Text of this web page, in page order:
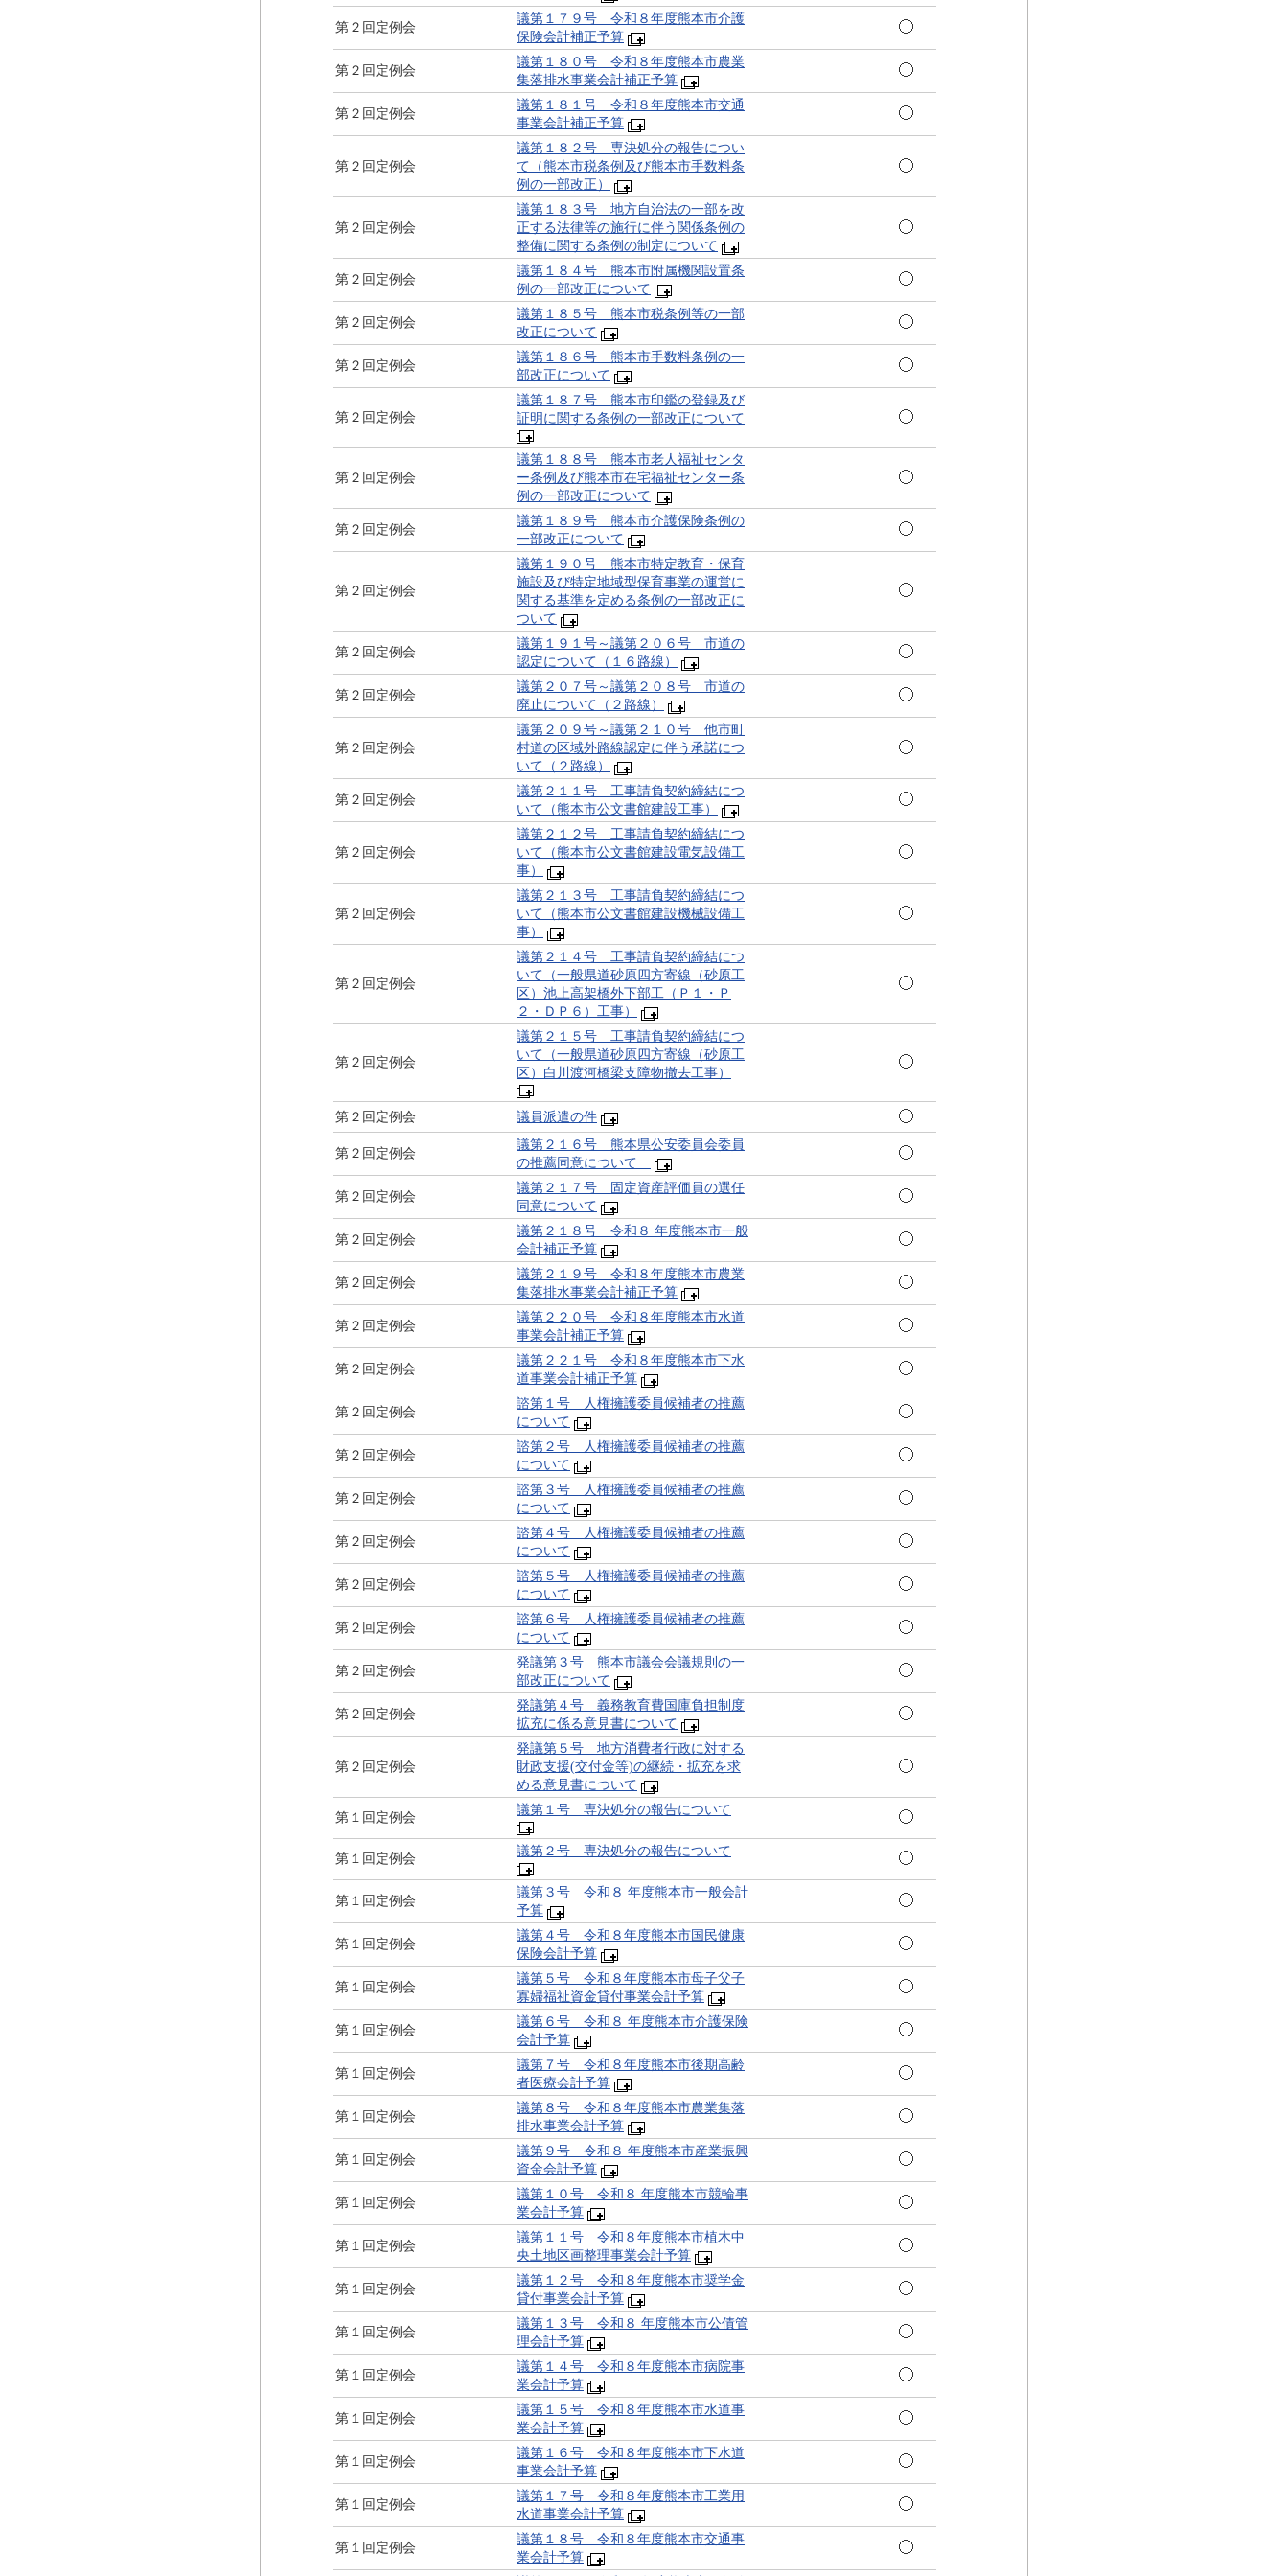
第２回定例会
議第１７９号 令和８年度熊本市介護
保険会計補正予算
第２回定例会
議第１８０号 令和８年度熊本市農業
集落排水事業会計補正予算
第２回定例会
議第１８１号 令和８年度熊本市交通
事業会計補正予算
第２回定例会
議第１８２号 専決処分の報告につい
て（熊本市税条例及び熊本市手数料条
例の一部改正）
第２回定例会
議第１８３号 地方自治法の一部を改
正する法律等の施行に伴う関係条例の
整備に関する条例の制定について
第２回定例会
議第１８４号 熊本市附属機関設置条
例の一部改正について
第２回定例会
議第１８５号 熊本市税条例等の一部
改正について
第２回定例会
議第１８６号 熊本市手数料条例の一
部改正について
第２回定例会
議第１８７号 熊本市印鑑の登録及び
証明に関する条例の一部改正について
第２回定例会
議第１８８号 熊本市老人福祉センタ
ー条例及び熊本市在宅福祉センター条
例の一部改正について
第２回定例会
議第１８９号 熊本市介護保険条例の
一部改正について
第２回定例会
議第１９０号 熊本市特定教育・保育
施設及び特定地域型保育事業の運営に
関する基準を定める条例の一部改正に
ついて
第２回定例会
議第１９１号～議第２０６号 市道の
認定について（１６路線）
第２回定例会
議第２０７号～議第２０８号 市道の
廃止について（２路線）
第２回定例会
議第２０９号～議第２１０号 他市町
村道の区域外路線認定に伴う承諾につ
いて（２路線）
第２回定例会
議第２１１号 工事請負契約締結につ
いて（熊本市公文書館建設工事）
第２回定例会
議第２１２号 工事請負契約締結につ
いて（熊本市公文書館建設電気設備工
事）
第２回定例会
議第２１３号 工事請負契約締結につ
いて（熊本市公文書館建設機械設備工
事）
第２回定例会
議第２１４号 工事請負契約締結につ
いて（一般県道砂原四方寄線（砂原工
区）池上高架橋外下部工（Ｐ１・Ｐ
２・ＤＰ６）工事）
第２回定例会
議第２１５号 工事請負契約締結につ
いて（一般県道砂原四方寄線（砂原工
区）白川渡河橋梁支障物撤去工事）
第２回定例会 議員派遣の件
第２回定例会
議第２１６号 熊本県公安委員会委員
の推薦同意について
第２回定例会
議第２１７号 固定資産評価員の選任
同意について
第２回定例会
議第２１８号 令和８ 年度熊本市一般
会計補正予算
第２回定例会
議第２１９号 令和８年度熊本市農業
集落排水事業会計補正予算
第２回定例会
議第２２０号 令和８年度熊本市水道
事業会計補正予算
第２回定例会
議第２２１号 令和８年度熊本市下水
道事業会計補正予算
第２回定例会
諮第１号 人権擁護委員候補者の推薦
について
第２回定例会
諮第２号 人権擁護委員候補者の推薦
について
第２回定例会
諮第３号 人権擁護委員候補者の推薦
について
第２回定例会
諮第４号 人権擁護委員候補者の推薦
について
第２回定例会
諮第５号 人権擁護委員候補者の推薦
について
第２回定例会
諮第６号 人権擁護委員候補者の推薦
について
第２回定例会
発議第３号 熊本市議会会議規則の一
部改正について
第２回定例会
発議第４号 義務教育費国庫負担制度
拡充に係る意見書について
第２回定例会
発議第５号 地方消費者行政に対する
財政支援(交付金等)の継続・拡充を求
める意見書について
第１回定例会
議第１号 専決処分の報告について
第１回定例会
議第２号 専決処分の報告について
第１回定例会
議第３号 令和８ 年度熊本市一般会計
予算
第１回定例会
議第４号 令和８年度熊本市国民健康
保険会計予算
第１回定例会
議第５号 令和８年度熊本市母子父子
寡婦福祉資金貸付事業会計予算
第１回定例会
議第６号 令和８ 年度熊本市介護保険
会計予算
第１回定例会
議第７号 令和８年度熊本市後期高齢
者医療会計予算
第１回定例会
議第８号 令和８年度熊本市農業集落
排水事業会計予算
第１回定例会
議第９号 令和８ 年度熊本市産業振興
資金会計予算
第１回定例会
議第１０号 令和８ 年度熊本市競輪事
業会計予算
第１回定例会
議第１１号 令和８年度熊本市植木中
央土地区画整理事業会計予算
第１回定例会
議第１２号 令和８年度熊本市奨学金
貸付事業会計予算
第１回定例会
議第１３号 令和８ 年度熊本市公債管
理会計予算
第１回定例会
議第１４号 令和８年度熊本市病院事
業会計予算
第１回定例会
議第１５号 令和８年度熊本市水道事
業会計予算
第１回定例会
議第１６号 令和８年度熊本市下水道
事業会計予算
第１回定例会
議第１７号 令和８年度熊本市工業用
水道事業会計予算
第１回定例会
議第１８号 令和８年度熊本市交通事
業会計予算